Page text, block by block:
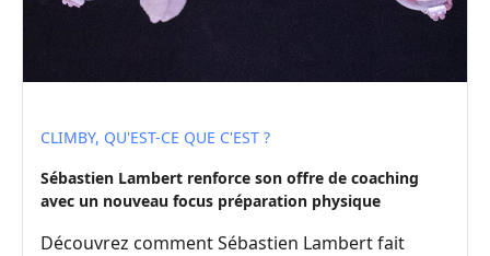
CLIMBY, QU'EST-CE QUE C'EST ?
Sébastien Lambert renforce son offre de coaching
avec un nouveau focus préparation physique
Découvrez comment Sébastien Lambert fait